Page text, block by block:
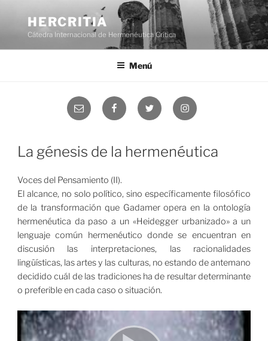
contenido
HERCRITIA
Cátedra Internacional de Hermenéutica Crítica
Menú
La génesis de la hermenéutica
Voces del Pensamiento (II).
El alcance, no solo político, sino específicamente filosófico
de la transformación que Gadamer opera en la ontología
hermenéutica da paso a un «Heidegger urbanizado» a un
lenguaje común hermenéutico donde se encuentran en
discusión las interpretaciones, las racionalidades
lingüísticas, las artes y las culturas, no estando de antemano
decidido cuál de las tradiciones ha de resultar determinante
o preferible en cada caso o situación.
Correo
electrónico
FacebookTwitter Instagram